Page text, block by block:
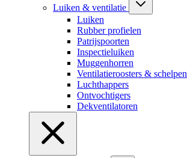
Luiken & ventilatie
Luiken
Rubber profielen
Patrijspoorten
Inspectieluiken
Muggenhorren
Ventilatieroosters & schelpen
Luchthappers
Ontvochtigers
Dekventilatoren